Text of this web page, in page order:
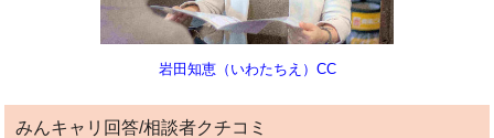
岩田知恵（いわたちえ）CC
みんキャリ回答/相談者クチコミ